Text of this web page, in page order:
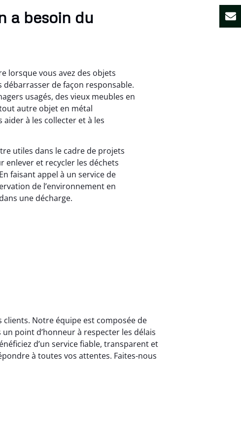
a besoin du
lorsque vous avez des objets
de façon responsable.
usagés, des vieux meubles en
autre objet en métal
à les collecter et à les
utiles dans le cadre de projets
et recycler les déchets
faisant appel à un service de
de l’environnement en
une décharge.
Notre équipe est composée de
point d’honneur à respecter les délais
d’un service fiable, transparent et
à toutes vos attentes. Faites-nous